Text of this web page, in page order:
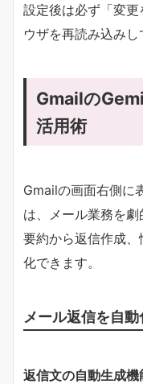
設定後は必ず「変
ウザを再読み込みし
Gmailの
活用術
Gmailの画面右側に
は、メール業務を劇
要約から返信作成
化できます。
メール返信を自動
返信文の自動生成機